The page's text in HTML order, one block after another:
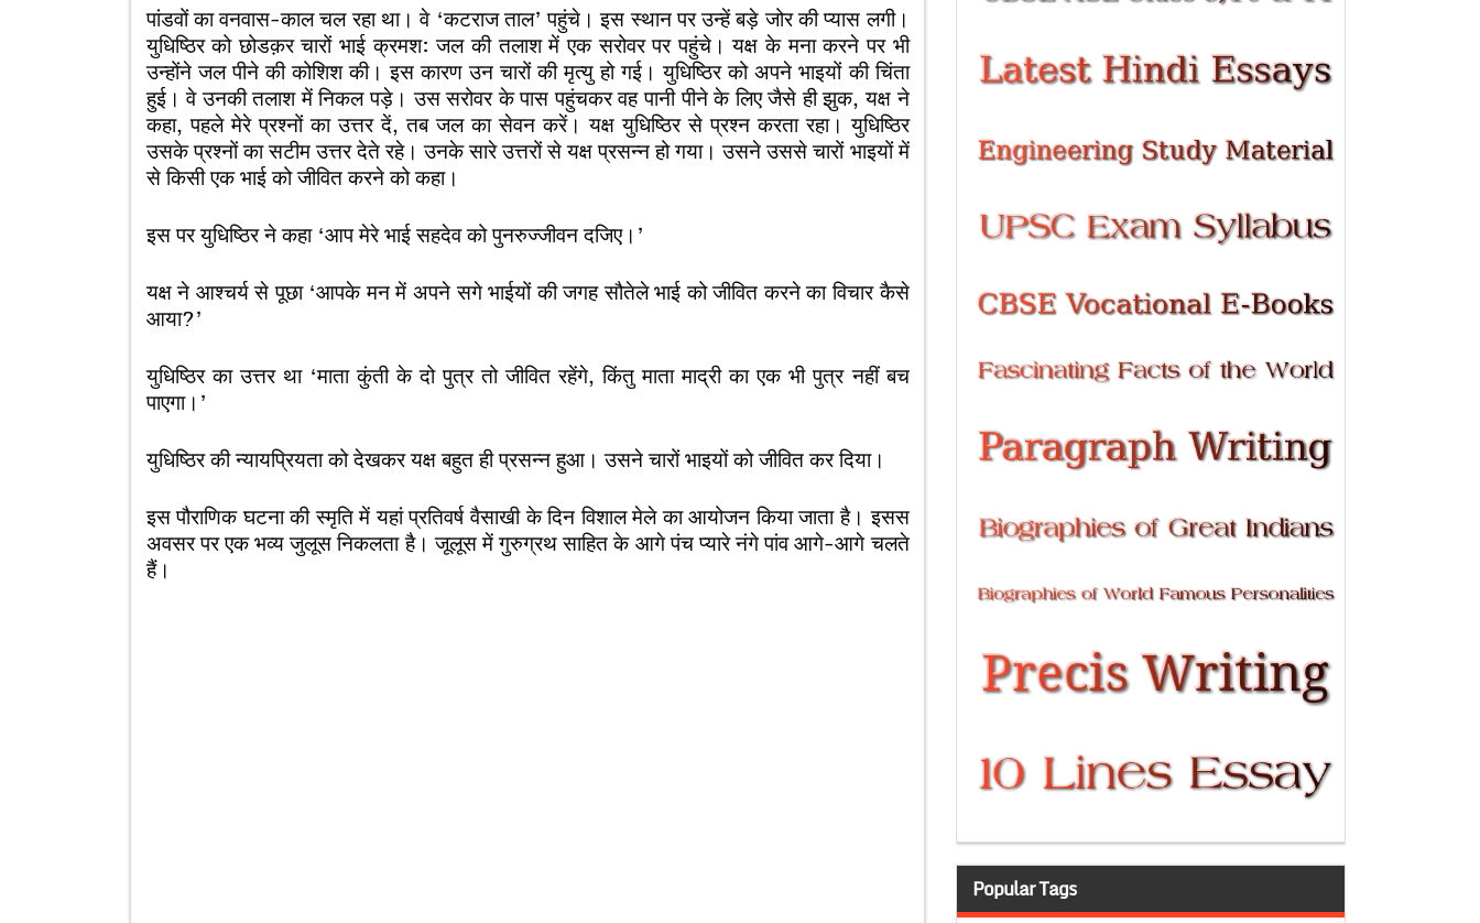
पांडवों का वनवास-काल चल रहा था। वे ‘कटराज ताल’ पहुंचे। इस स्थान पर उन्हें बड़े जोर की प्यास लगी।
युधिष्ठिर को छोडक़र चारों भाई क्रमश: जल की तलाश में एक सरोवर पर पहुंचे। यक्ष के मना करने पर भी
उन्होंने जल पीने की कोशिश की। इस कारण उन चारों की मृत्यु हो गई। युधिष्ठिर को अपने भाइयों की चिंता
हुई। वे उनकी तलाश में निकल पड़े। उस सरोवर के पास पहुंचकर वह पानी पीने के लिए जैसे ही झुक, यक्ष ने
कहा, पहले मेरे प्रश्नों का उत्तर दें, तब जल का सेवन करें। यक्ष युधिष्ठिर से प्रश्न करता रहा। युधिष्ठिर
उसके प्रश्नों का सटीम उत्तर देते रहे। उनके सारे उत्तरों से यक्ष प्रसन्न हो गया। उसने उससे चारों भाइयों में
से किसी एक भाई को जीवित करने को कहा।
इस पर युधिष्ठिर ने कहा ‘आप मेरे भाई सहदेव को पुनरुज्जीवन दजिए।’
यक्ष ने आश्चर्य से पूछा ‘आपके मन में अपने सगे भाईयों की जगह सौतेले भाई को जीवित करने का विचार कैसे
आया?’
युधिष्ठिर का उत्तर था ‘माता कुंती के दो पुत्र तो जीवित रहेंगे, किंतु माता माद्री का एक भी पुत्र नहीं बच
पाएगा।’
युधिष्ठिर की न्यायप्रियता को देखकर यक्ष बहुत ही प्रसन्न हुआ। उसने चारों भाइयों को जीवित कर दिया।
इस पौराणिक घटना की स्मृति में यहां प्रतिवर्ष वैसाखी के दिन विशाल मेले का आयोजन किया जाता है। इसस
अवसर पर एक भव्य जुलूस निकलता है। जूलूस में गुरुग्रथ साहित के आगे पंच प्यारे नंगे पांव आगे-आगे चलते
हैं।
Popular Tags